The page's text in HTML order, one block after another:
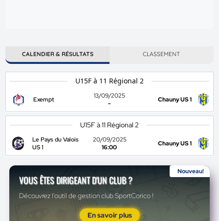
CALENDIER & RÉSULTATS CLASSEMENT
U15F à 11 Régional 2
Exempt
13/09/2025
-
Chauny US 1
U15F à 11 Régional 2
Le Pays du Valois
US 1
20/09/2025
16:00
Chauny US 1
Nouveau!
VOUS ÊTES DIRIGEANT D'UN CLUB ?
Découvrez l'outil de gestion club SportCorico !
En savoir plus